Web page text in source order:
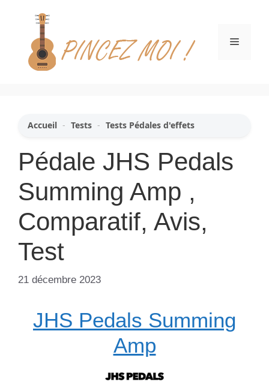
contenu
Menu
Accueil - Tests - Tests Pédales d'effets
Pédale JHS Pedals
Summing Amp ,
Comparatif, Avis,
Test
21 décembre 2023
JHS Pedals Summing
Amp